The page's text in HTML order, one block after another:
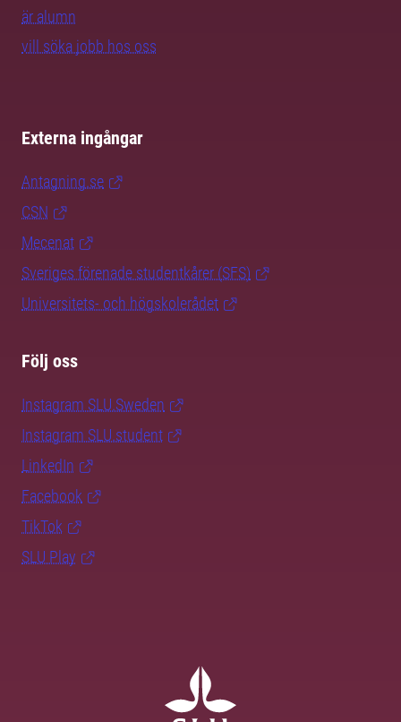
är alumn
vill söka jobb hos oss
Externa ingångar
Antagning.se
CSN
Mecenat
Sveriges förenade studentkårer (SFS)
Universitets- och högskolerådet
Följ oss
Instagram SLU.Sweden
Instagram SLU.student
LinkedIn
Facebook
TikTok
SLU Play